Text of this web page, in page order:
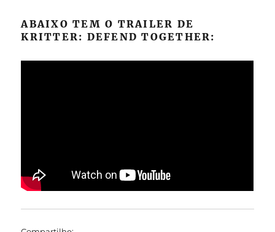
ABAIXO TEM O TRAILER DE
KRITTER: DEFEND TOGETHER: